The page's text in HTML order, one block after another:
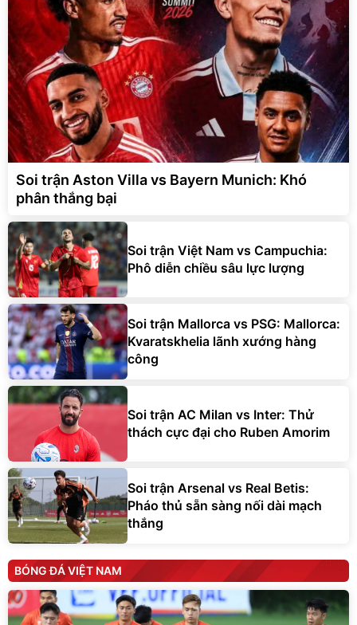
Soi trận Aston Villa vs Bayern Munich: Khó
phân thắng bại
Soi trận Việt Nam vs Campuchia:
Phô diễn chiều sâu lực lượng
Soi trận Mallorca vs PSG: Mallorca:
Kvaratskhelia lãnh xướng hàng
công
Soi trận AC Milan vs Inter: Thử
thách cực đại cho Ruben Amorim
Soi trận Arsenal vs Real Betis:
Pháo thủ sẵn sàng nối dài mạch
thắng
BÓNG ĐÁ VIỆT NAM